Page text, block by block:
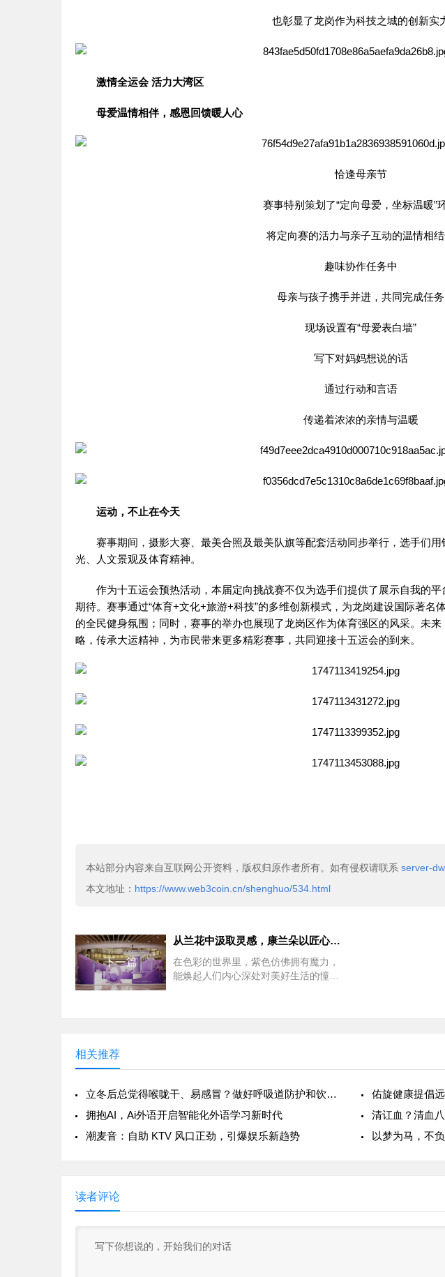
也彰显了龙岗作为科技之城的创新实
激情全运会 活力大湾区
母爱温情相伴，感恩回馈暖人心
恰逢母亲节
赛事特别策划了“定向母爱，坐标温暖”
将定向赛的活力与亲子互动的温情相
趣味协作任务中
母亲与孩子携手并进，共同完成任务
现场设置有“母爱表白墙”
写下对妈妈想说的话
通过行动和言语
传递着浓浓的亲情与温暖
运动，不止在今天
赛事期间，摄影大赛、最美合照及最美队旗等配套活动同步举行，选手们
光、人文景观及体育精神。
作为十五运会预热活动，本届定向挑战赛不仅为选手们提供了展示自我的
期待。赛事通过“体育+文化+旅游+科技”的多维创新模式，为龙岗建设国际著名
的全民健身氛围；同时，赛事的举办也展现了龙岗区作为体育强区的风采。未
略，传承大运精神，为市民带来更多精彩赛事，共同迎接十五运会的到来。
本站部分内容来自互联网公开资料，版权归原作者所有。如有侵权请联系 server-
本文地址： https://www.web3coin.cn/shenghuo/534.html
下一篇
从兰花中汲取灵感，康兰朵以匠心精神塑造女性健康新标杆
在色彩的世界里，紫色仿佛拥有魔力，
能焕起人们内心深处对美好生活的憧憬
相关推荐
立冬后总觉得喉咙干、易感冒？做好呼吸道防护和饮食调理安稳过冬
拥抱AI，Ai外语开启智能化外语学习新时代
清讧血？清血
潮麦音：自助 KTV 风口正劲，引爆娱乐新趋势
以梦为马，不
读者评论